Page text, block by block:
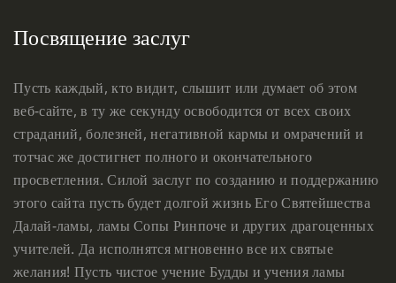
Посвящение заслуг
Пусть каждый, кто видит, слышит или думает об этом
веб-сайте, в ту же секунду освободится от всех своих
страданий, болезней, негативной кармы и омрачений и
тотчас же достигнет полного и окончательного
просветления. Силой заслуг по созданию и поддержанию
этого сайта пусть будет долгой жизнь Его Святейшества
Далай-ламы, ламы Сопы Ринпоче и других драгоценных
учителей. Да исполнятся мгновенно все их святые
желания! Пусть чистое учение Будды и учения ламы